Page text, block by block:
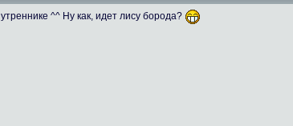
^^ Ну как, идет лису борода?